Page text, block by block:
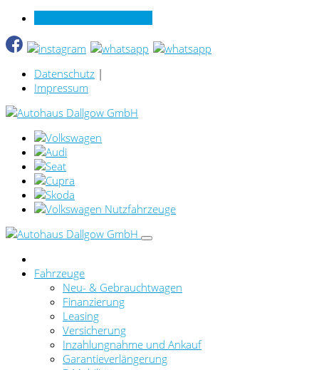
Datenschutz |
Impressum
Fahrzeuge
Neu- & Gebrauchtwagen
Finanzierung
Leasing
Versicherung
Inzahlungnahme und Ankauf
Garantieverlängerung